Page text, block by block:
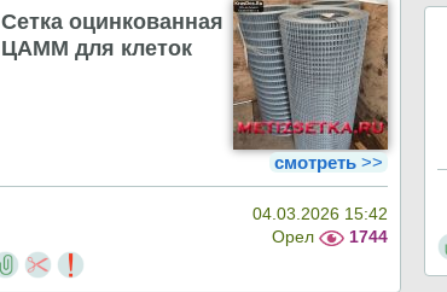
Сетка оцинкованная
ЦАММ для клеток
смотреть >>
04.03.2026 15:42
Орел
1744